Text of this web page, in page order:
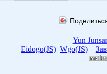
Yun
Eidogo(JS) Wgo(JS)